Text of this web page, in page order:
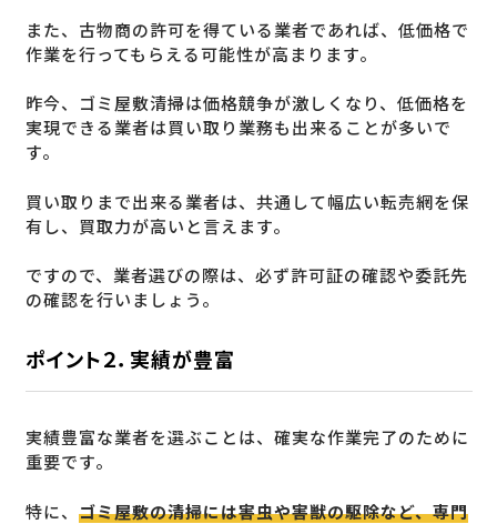
また、古物商の許可を得ている業者であれば、低価格で
作業を行ってもらえる可能性が高まります。
昨今、ゴミ屋敷清掃は価格競争が激しくなり、低価格を
実現できる業者は買い取り業務も出来ることが多いで
す。
買い取りまで出来る業者は、共通して幅広い転売網を保
有し、買取力が高いと言えます。
ですので、業者選びの際は、必ず許可証の確認や委託先
の確認を行いましょう。
ポイント２．実績が豊富
実績豊富な業者を選ぶことは、確実な作業完了のために
重要です。
特に、 ゴミ屋敷の清掃には害虫や害獣の駆除など、専門